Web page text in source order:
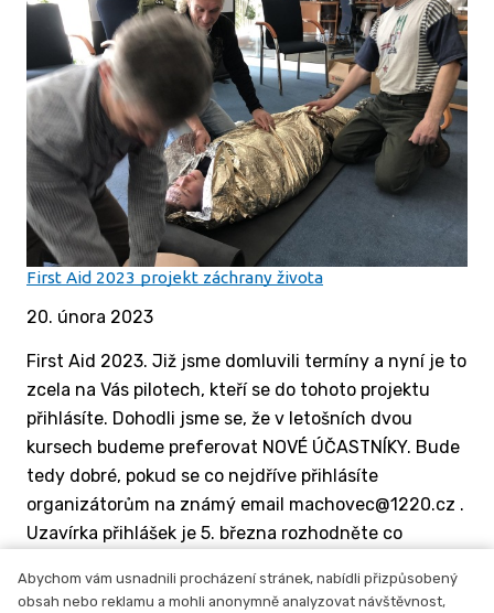
First Aid 2023 projekt záchrany života
20. února 2023
First Aid 2023. Již jsme domluvili termíny a nyní je to
zcela na Vás pilotech, kteří se do tohoto projektu
přihlásíte. Dohodli jsme se, že v letošních dvou
kursech budeme preferovat NOVÉ ÚČASTNÍKY. Bude
tedy dobré, pokud se co nejdříve přihlásíte
organizátorům na známý email machovec@1220.cz .
Uzavírka přihlášek je 5. března rozhodněte co
Abychom vám usnadnili procházení stránek, nabídli přizpůsobený
obsah nebo reklamu a mohli anonymně analyzovat návštěvnost,